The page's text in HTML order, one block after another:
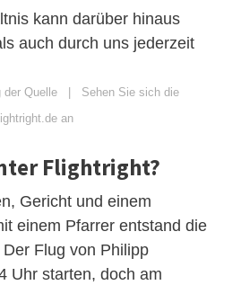
kann darüber hinaus
auch durch uns jederzeit
der Quelle | Sehen Sie sich die
an
Flightright?
Gericht und einem
einem Pfarrer entstand die
Flug von Philipp
Uhr starten, doch am